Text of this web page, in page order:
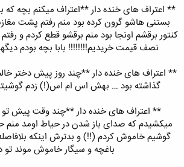
** اعتراف های خنده دار **اعتراف میکنم بچه که
بستنی هاشو گرون کرده بود منم رفتم پشت
کنتور برقشم اونجا بود منم برقشو قطع کردم و
نصف قیمت خریدیم!!!!!!!! بابا بچه بودم
** اعتراف های خنده دار **چند روز پیش دختر
گذاشته بود … بهش اس ام اس(!) زدم
** اعتراف های خنده دار **چند وقت پیش تو
میکشیدم که صدای باز شدن در حیاط اومد
گوشیم خاموش کردم (!!) و بدترش اینکه
باغچه و سیگار خاموش موند تو